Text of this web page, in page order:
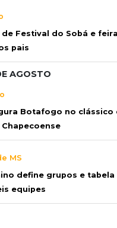
Festival do Sobá e
pais
AGOSTO
Botafogo no clássico
MS
define grupos e tabela
equipes